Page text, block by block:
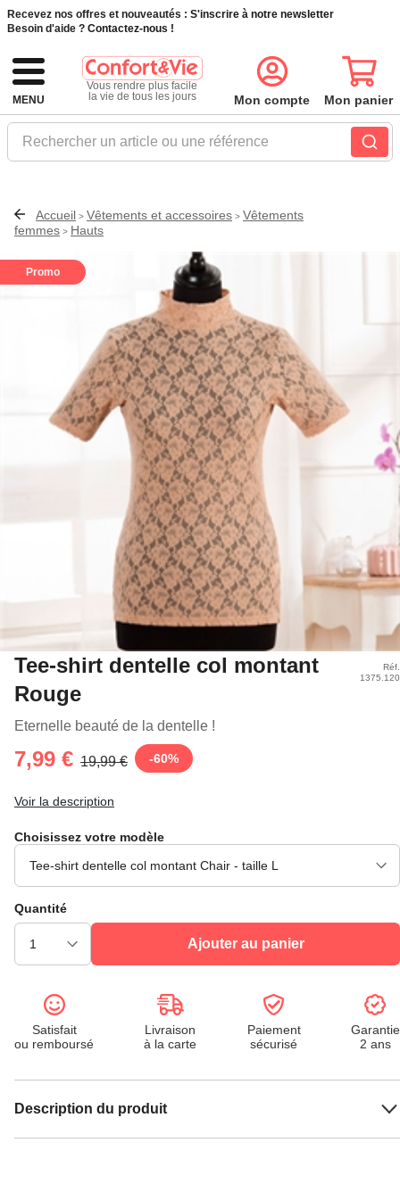
Recevez nos offres et nouveautés : S'inscrire à notre newsletter
Besoin d'aide ? Contactez-nous !
MENU
Vous rendre plus facile
la vie de tous les jours
Rechercher un article ou une référence
Mon compte Mon panier
Accueil > Vêtements et accessoires > Vêtements
femmes > Hauts
Promo
Tee-shirt dentelle col montant
Rouge
Eternelle beauté de la dentelle !
Réf.
1375.120
7,99 € 19,99 € -60%
Voir la description
Choisissez votre modèle
Quantité
Ajouter au panier
Satisfait
ou remboursé
Livraison
à la carte
Paiement
sécurisé
Garantie
2 ans
Description du produit